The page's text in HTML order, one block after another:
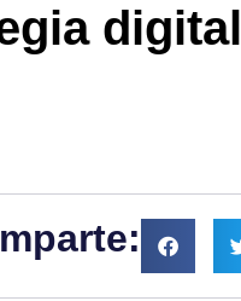
digital